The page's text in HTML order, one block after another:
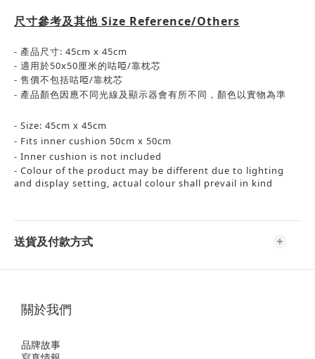
尺寸參考及其他 Size Reference/Others
- 產品尺寸: 45cm x 45cm
- 適用於50x50厘米的咕𠱸/靠枕芯
- 售價不包括咕𠱸/靠枕芯
- 產品顏色因應不同光線及顯示器會有所不同， 顏色以實物為準
- Size: 45cm x 45cm
- Fits inner cushion 50cm x 50cm
- Inner cushion is not included
- Colour of the product may be different due to lighting
and display setting, actual colour shall prevail in kind
送貨及付款方式
關於我們
品牌故事